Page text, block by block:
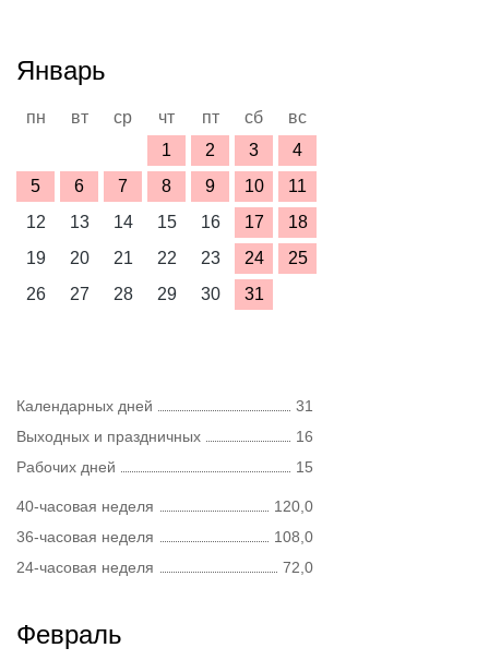
Январь
пн вт ср чт пт сб
вс
1
2 3
4
5
6 7 8 9 10
11
12
13 14 15 16 17
18
19
20 21 22 23 24
25
26
27 28 29 30 31
Календарных дней
31
Выходных и праздничных
16
Рабочих дней
15
40-часовая неделя
120,0
36-часовая неделя
108,0
24-часовая неделя
72,0
Февраль